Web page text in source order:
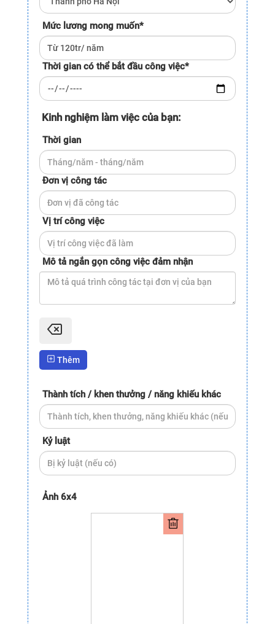
Mức lương mong muốn*
Thời gian có thể bắt đầu công việc*
Kinh nghiệm làm việc của bạn:
Thời gian
Đơn vị công tác
Vị trí công việc
Mô tả ngắn gọn công việc đảm nhận
Thêm
Thành tích / khen thưởng / năng khiếu khác
Kỷ luật
Ảnh 6x4